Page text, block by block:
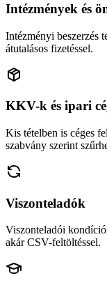
Intézmények és
Intézményi beszerzés
átutalásos fizetéssel.
KKV-k és ipari
Kis tételben is céges
szabvány szerint
Viszonteladók
Viszonteladói
akár CSV-feltöltéssel.